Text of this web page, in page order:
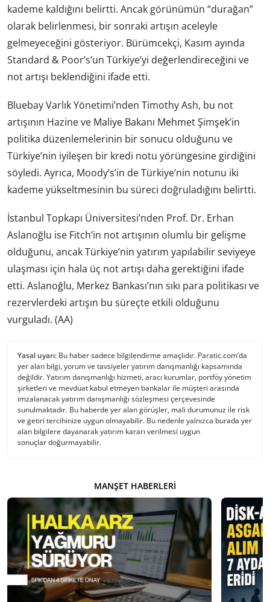
kademe kaldığını belirtti. Ancak görünümün “durağan”
olarak belirlenmesi, bir sonraki artışın aceleyle
gelmeyeceğini gösteriyor. Bürümcekçi, Kasım ayında
Standard & Poor’s’un Türkiye’yi değerlendireceğini ve
not artışı beklendiğini ifade etti.
Bluebay Varlık Yönetimi’nden Timothy Ash, bu not
artışının Hazine ve Maliye Bakanı Mehmet Şimşek’in
politika düzenlemelerinin bir sonucu olduğunu ve
Türkiye’nin iyileşen bir kredi notu yörüngesine girdiğini
söyledi. Ayrıca, Moody’s’in de Türkiye’nin notunu iki
kademe yükseltmesinin bu süreci doğruladığını belirtti.
İstanbul Topkapı Üniversitesi’nden Prof. Dr. Erhan
Aslanoğlu ise Fitch’in not artışının olumlu bir gelişme
olduğunu, ancak Türkiye’nin yatırım yapılabilir seviyeye
ulaşması için hala üç not artışı daha gerektiğini ifade
etti. Aslanoğlu, Merkez Bankası’nın sıkı para politikası ve
rezervlerdeki artışın bu süreçte etkili olduğunu
vurguladı. (AA)
Yasal uyarı: Bu haber sadece bilgilendirme amaçlıdır. Paratic.com’da
yer alan bilgi, yorum ve tavsiyeler yatırım danışmanlığı kapsamında
değildir. Yatırım danışmanlığı hizmeti, aracı kurumlar, portföy yönetim
şirketleri ve mevduat kabul etmeyen bankalar ile müşteri arasında
imzalanacak yatırım danışmanlığı sözleşmesi çerçevesinde
sunulmaktadır. Bu haberde yer alan görüşler, mali durumunuz ile risk
ve getiri tercihinize uygun olmayabilir. Bu nedenle yalnızca burada yer
alan bilgilere dayanarak yatırım kararı verilmesi uygun
sonuçlar doğurmayabilir.
MANŞET HABERLERI